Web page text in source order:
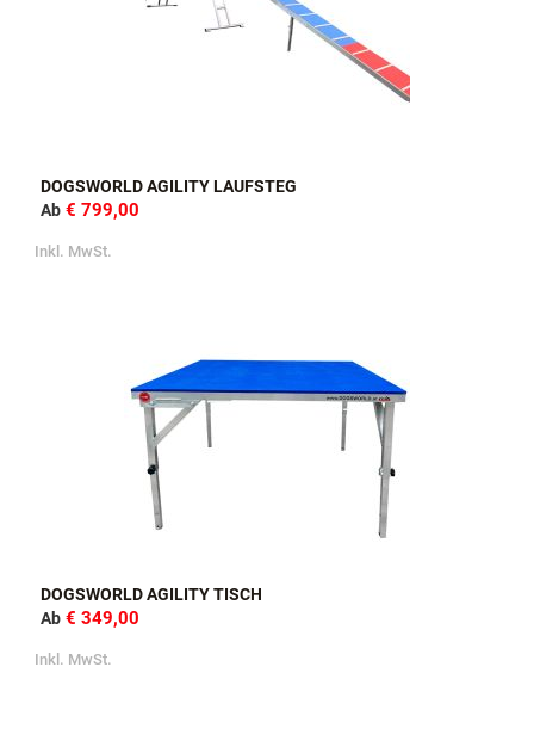
DOGSWORLD AGILITY LAUFSTEG
Ab € 799,00
Inkl. MwSt.
DOGSWORLD AGILITY TISCH
Ab € 349,00
Inkl. MwSt.